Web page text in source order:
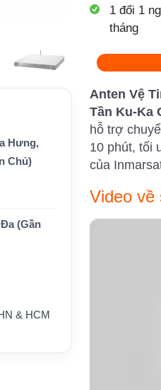
Hưng,
Chủ)
(Gần
& HCM
1 đổi 1
tháng
Anten Vệ
Tần Ku-Ka
hỗ trợ
10 phút, tối
của
Video về